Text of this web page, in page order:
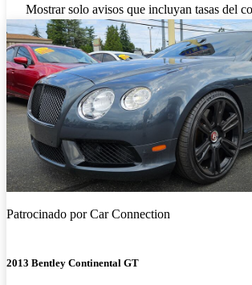
Mostrar solo avisos que incluyan tasas del
Patrocinado porCar Connection
2013 Bentley Continental GT